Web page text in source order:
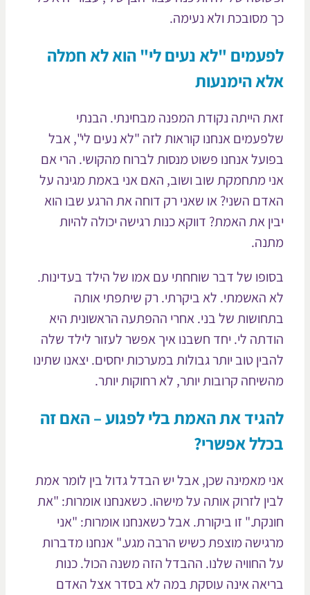
מסובכת ולא נעימה.
"לא נעים לי" הוא לא חמלה
הימנעות
הייתה נקודת המפנה מבחינתי. הבנתי
אנחנו קוראות לזה "לא נעים לי", אבל
אנחנו פשוט מנסות לברוח מהקושי. הרי אם
מתחמקת שוב ושוב, האם אני באמת מגינה על
השני? או שאני רק דוחה את הרגע שבו הוא
את האמת? דווקא כנות רגישה יכולה להיות
של דבר שוחחתי עם אמו של הילד בעדינות.
האשמתי. לא ביקרתי. רק שיתפתי אותה
של בני. אחרי ההפתעה הראשונית היא
לי. יחד חשבנו איך אפשר לעזור לילד שלה
טוב יותר גבולות במערכות יחסים. יצאנו שתינו
קרובות יותר, לא רחוקות יותר.
את האמת בלי לפגוע – האם זה
אפשרי?
מאמינה שכן, אבל יש הבדל גדול בין לומר אמת
לזרוק אותה על מישהו. כשאנחנו אומרות: "את
זו ביקורת. אבל כשאנחנו אומרות: "אני
מוצפת כשיש הרבה מגע." אנחנו מדברות
החוויה שלנו. ההבדל הזה משנה הכול. כנות
אינה עוסקת במה לא בסדר אצל האדם